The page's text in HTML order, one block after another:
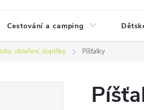
Cestování a camping
oblečení, doplňky Píšťalky